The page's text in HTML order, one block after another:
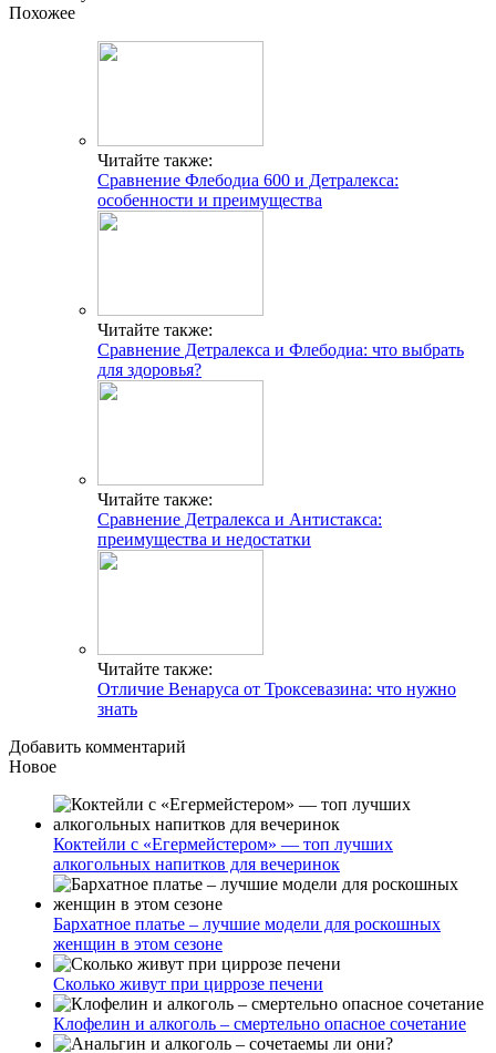
Похожее
Читайте также:
Сравнение Флебодиа 600 и Детралекса:
особенности и преимущества
Читайте также:
Сравнение Детралекса и Флебодиа: что выбрать
для здоровья?
Читайте также:
Сравнение Детралекса и Антистакса:
преимущества и недостатки
Читайте также:
Отличие Венаруса от Троксевазина: что нужно
знать
Добавить комментарий
Новое
Коктейли с «Егермейстером» — топ лучших
алкогольных напитков для вечеринок
Бархатное платье – лучшие модели для роскошных
женщин в этом сезоне
Сколько живут при циррозе печени
Клофелин и алкоголь – смертельно опасное сочетание